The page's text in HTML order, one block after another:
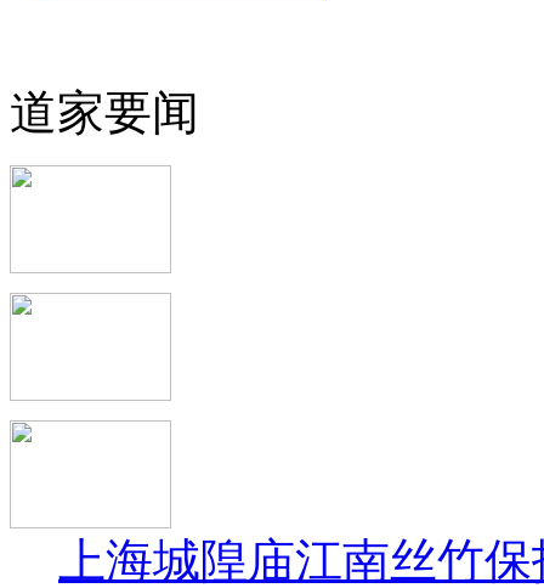
道家要闻
上海城隍庙江南丝竹